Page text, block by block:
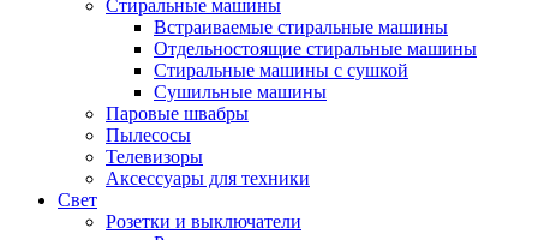
Стиральные машины
Встраиваемые стиральные машины
Отдельностоящие стиральные машины
Стиральные машины с сушкой
Сушильные машины
Паровые швабры
Пылесосы
Телевизоры
Аксессуары для техники
Свет
Розетки и выключатели